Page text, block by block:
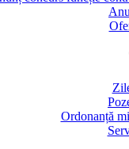
Ordonanță